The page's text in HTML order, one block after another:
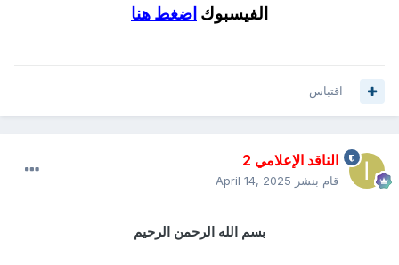
الفيسبوك اضغط هنا
اقتباس
الناقد الإعلامي 2
قام بنشر April 14, 2025
بسم الله الرحمن الرحيم